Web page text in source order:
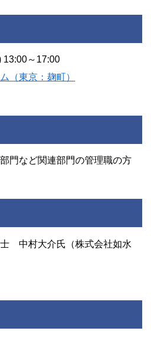
13:00～17:00
（東京：麹町）
門など関連部門の管理職の方
中村大介氏（株式会社如水